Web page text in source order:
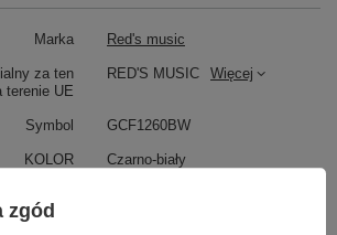
Marka Red's music
za ten
terenie UE
RED'S MUSIC Więcej
Symbol GCF1260BW
KOLOR Czarno-biały
zgód